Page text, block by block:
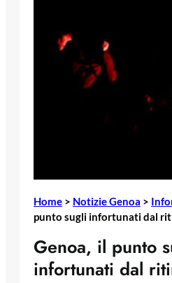
Home > Notizie Genoa >
punto sugli infortunati dal
Genoa, il punto
infortunati dal